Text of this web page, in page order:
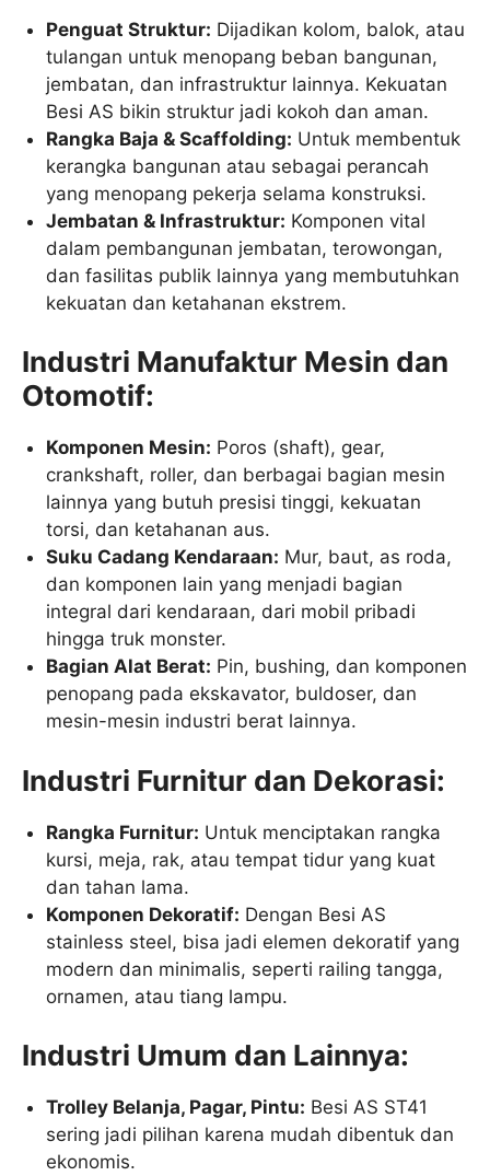
Penguat Struktur: Dijadikan kolom, balok, atau
tulangan untuk menopang beban bangunan,
jembatan, dan infrastruktur lainnya. Kekuatan
Besi AS bikin struktur jadi kokoh dan aman.
Rangka Baja & Scaffolding: Untuk membentuk
kerangka bangunan atau sebagai perancah
yang menopang pekerja selama konstruksi.
Jembatan & Infrastruktur: Komponen vital
dalam pembangunan jembatan, terowongan,
dan fasilitas publik lainnya yang membutuhkan
kekuatan dan ketahanan ekstrem.
Industri Manufaktur Mesin dan
Otomotif:
Komponen Mesin: Poros (shaft), gear,
crankshaft, roller, dan berbagai bagian mesin
lainnya yang butuh presisi tinggi, kekuatan
torsi, dan ketahanan aus.
Suku Cadang Kendaraan: Mur, baut, as roda,
dan komponen lain yang menjadi bagian
integral dari kendaraan, dari mobil pribadi
hingga truk monster.
Bagian Alat Berat: Pin, bushing, dan komponen
penopang pada ekskavator, buldoser, dan
mesin-mesin industri berat lainnya.
Industri Furnitur dan Dekorasi:
Rangka Furnitur: Untuk menciptakan rangka
kursi, meja, rak, atau tempat tidur yang kuat
dan tahan lama.
Komponen Dekoratif: Dengan Besi AS
stainless steel, bisa jadi elemen dekoratif yang
modern dan minimalis, seperti railing tangga,
ornamen, atau tiang lampu.
Industri Umum dan Lainnya:
Trolley Belanja, Pagar, Pintu: Besi AS ST41
sering jadi pilihan karena mudah dibentuk dan
ekonomis.